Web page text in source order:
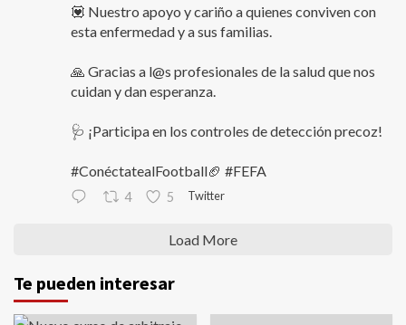
💟 Nuestro apoyo y cariño a quienes conviven con
esta enfermedad y a sus familias.
🙏 Gracias a l@s profesionales de la salud que nos
cuidan y dan esperanza.
🩺 ¡Participa en los controles de detección precoz!
#ConéctatealFootball🏈 #FEFA
4 5 Twitter
Load More
Te pueden interesar